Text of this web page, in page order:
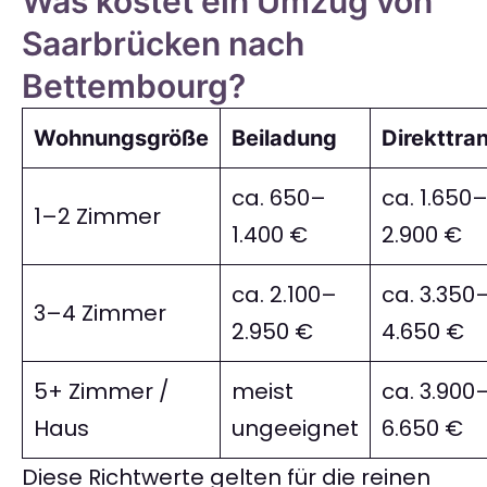
Saarbrücken nach
Bettembourg?
Wohnungsgröße Beiladung
1–2 Zimmer
ca. 650–
1.400 €
ca. 1.650–
2.900 €
3–4 Zimmer
ca. 2.100–
2.950 €
ca.
4.650 €
5+ Zimmer /
Haus
meist
ungeeignet
ca.
6.650 €
Diese Richtwerte gelten für die reinen